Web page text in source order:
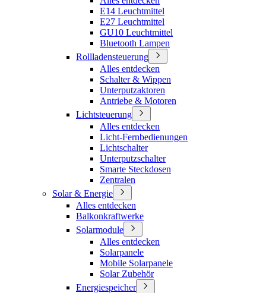
E14 Leuchtmittel
E27 Leuchtmittel
GU10 Leuchtmittel
Bluetooth Lampen
Rollladensteuerung
Alles entdecken
Schalter & Wippen
Unterputzaktoren
Antriebe & Motoren
Lichtsteuerung
Alles entdecken
Licht-Fernbedienungen
Lichtschalter
Unterputzschalter
Smarte Steckdosen
Zentralen
Solar & Energie
Alles entdecken
Balkonkraftwerke
Solarmodule
Alles entdecken
Solarpanele
Mobile Solarpanele
Solar Zubehör
Energiespeicher